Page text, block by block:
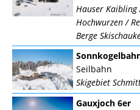
Hauser
Hochwurzen /
Berge
Seilbahn
Skigebiet
Gauxjoch 6er